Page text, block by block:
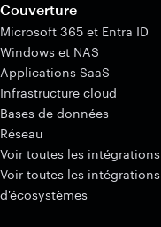
Couverture
Microsoft 365 et Entra ID
Windows et NAS
Applications SaaS
Infrastructure cloud
Bases de données
Réseau
Voir toutes les intégrations
Voir toutes les intégrations
d'écosystèmes